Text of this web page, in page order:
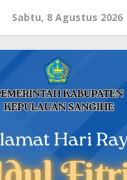
Sabtu, 8 Agustus 2026